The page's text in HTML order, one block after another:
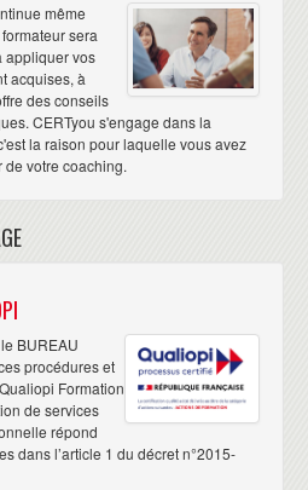
même
sera
appliquer vos
acquises, à
des conseils
CERTyou s'engage dans la
la raison pour laquelle vous avez
votre coaching.
BUREAU
procédures et
Formation
de services
répond
dans l’article 1 du décret n°2015-